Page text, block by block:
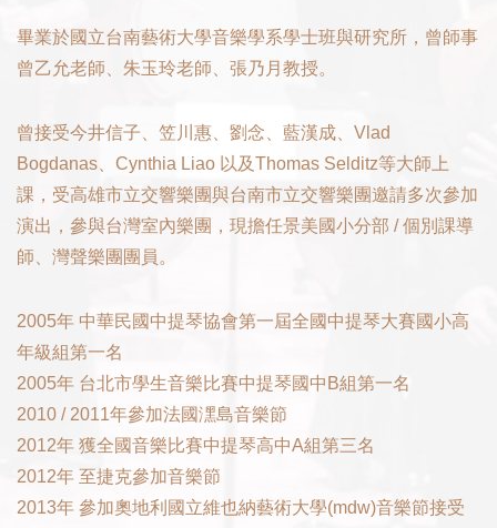
畢業於國立台南藝術大學音樂學系學士班與研究所，曾師事
曾乙允老師、朱玉玲老師、張乃月教授。
曾接受今井信子、笠川惠、劉念、藍漢成、 Vlad
Bogdanas、Cynthia Liao 以及Thomas Selditz等大師上
課，受高雄市立交響樂團與台南市立交響樂團邀請多次參加
演出，參與台灣室內樂團，現擔任景美國小分部 /個別課導
師、灣聲樂團團員。
2005年 中華民國中提琴協會第一屆全國中提琴大賽國小高
年級組第一名
2005年 台北市學生音樂比賽中提琴國中 B組第一名
2010 / 2011年參加法國潶島音樂節
2012年 獲全國音樂比賽中提琴高中A組第三名
2012年 至捷克參加音樂節
2013年 參加奧地利國立維也納藝術大學(mdw)音樂節接受